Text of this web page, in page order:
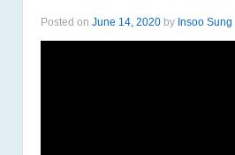
Posted on June 14, 2020 by Insoo Sung